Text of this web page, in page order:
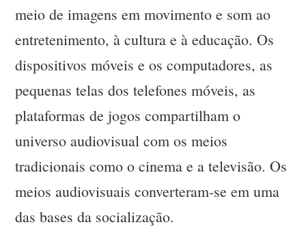
meio de imagens em movimento e som ao
entretenimento, à cultura e à educação. Os
dispositivos móveis e os computadores, as
pequenas telas dos telefones móveis, as
plataformas de jogos compartilham o
universo audiovisual com os meios
tradicionais como o cinema e a televisão. Os
meios audiovisuais converteram-se em uma
das bases da socialização.